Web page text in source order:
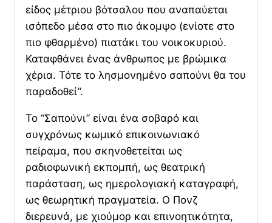
είδος μέτριου βότσαλου που αναπαύεται
ισόπεδο μέσα στο πιο άκομψο (ενίοτε στο
πιο φθαρμένο) πιατάκι του νοικοκυριού.
Καταφθάνει ένας άνθρωπος με βρώμικα
χέρια. Τότε το λησμονημένο σαπούνι θα του
παραδοθεί”.
Το “Σαπούνι” είναι ένα σοβαρό και
συγχρόνως κωμικό επικοινωνιακό
πείραμα, που σκηνοθετείται ως
ραδιοφωνική εκπομπή, ως θεατρική
παράσταση, ως ημερολογιακή καταγραφή,
ως θεωρητική πραγματεία. Ο Πονζ
διερευνά, με χιούμορ και επινοητικότητα,